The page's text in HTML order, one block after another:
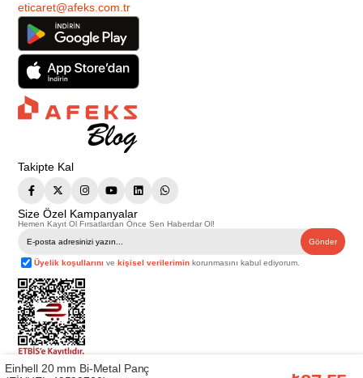
eticaret@afeks.com.tr
Takipte Kal
Size Özel Kampanyalar
Hemen Kayıt Ol Fırsatlardan Önce Sen Haberdar Ol!
Gönder
Üyelik koşullarını vekişisel verilerimin korunmasını kabul ediyorum.
Telif Hakkı © 2026Afeks Yapı Market . Tüm hakları saklıdır.
Einhell 20 mm Bi-Metal Panç